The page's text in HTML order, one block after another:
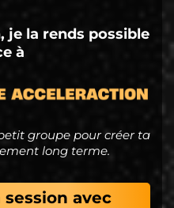
la rends possible
à
groupe pour créer ta
long terme.
avec